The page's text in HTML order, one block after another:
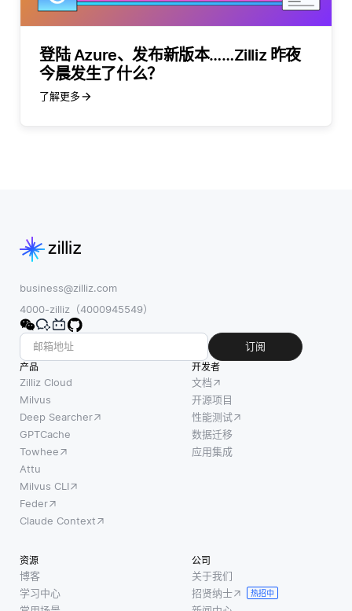
登陆 Azure、发布新版本……Zilliz 昨夜
今晨发生了什么？
了解更多
business@zilliz.com
4000-zilliz（4000945549）
订阅
产品
Zilliz Cloud
Milvus
Deep Searcher
GPTCache
Towhee
Attu
Milvus CLI
Feder
Claude Context
开发者
文档
开源项目
性能测试
数据迁移
应用集成
资源
博客
学习中心
公司
关于我们
招贤纳士
热招中